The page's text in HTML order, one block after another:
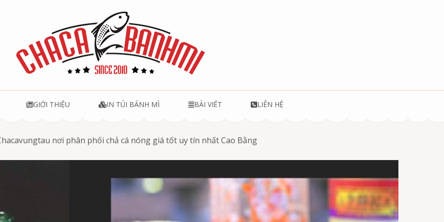
GIỚI THIỆU IN TÚI BÁNH MÌ BÀI VIẾT LIÊN HỆ
nơi phân phối chả cá nóng giá tốt uy tín nhất Cao Bằng